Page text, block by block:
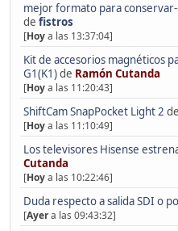
mejor formato para
de fistros
[Hoya las 13:37:04]
Kit de accesorios magnéticos
G1(K1)de Ramón Cutanda
[Hoya las 11:20:43]
ShiftCam SnapPocket Light 2 de
[Hoya las 11:10:49]
Los televisores Hisense
Cutanda
[Hoya las 10:22:46]
Duda respecto a salida SDI o
[Ayera las 09:43:32]